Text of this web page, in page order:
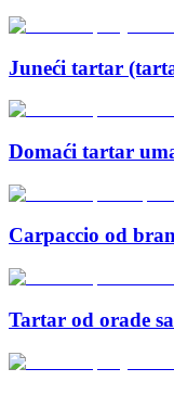
Juneći tartar
Domaći tartar
Carpaccio od
Tartar od orade